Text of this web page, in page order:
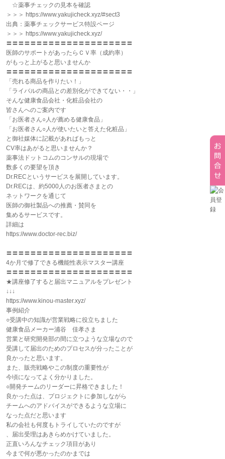
☆薬事チェックの見本を確認
＞＞＞ https://www.yakujicheck.xyz/#sect3
出典：薬事チェックサービス特設ページ
＞＞＞ https://www.yakujicheck.xyz/
〓〓〓〓〓〓〓〓〓〓〓〓〓〓〓〓〓〓〓〓〓
医師のサポートがあったらＣＶ率（成約率）
がもっと上がると思いませんか
〓〓〓〓〓〓〓〓〓〓〓〓〓〓〓〓〓〓〓〓〓
「売れる商品を作りたい！」
「ライバルの商品との差別化ができてない・・」
そんな健康食品会社・化粧品会社の
皆さんへのご案内です
「お医者さん○人が薦める健康食品」
「お医者さん○人が使いたいと答えた化粧品」
と御社媒体に記載があればもっと
CV率はあがると思いませんか？
薬事法ドットコムのコンサルの現場で
数多くの要望を頂き
Dr.RECというサービスを展開しています。
Dr.RECは、約5000人のお医者さまとの
ネットワークを通じて
医師の御社製品への推薦・賛同を
集めるサービスです。
詳細は
https://www.doctor-rec.biz/
〓〓〓〓〓〓〓〓〓〓〓〓〓〓〓〓〓〓〓〓〓
4か月で修了できる機能性表示マスター講座
〓〓〓〓〓〓〓〓〓〓〓〓〓〓〓〓〓〓〓〓〓
★講座修了すると届出マニュアルをプレゼント
↓↓↓
https://www.kinou-master.xyz/
事例紹介
○受講中の知識が営業戦略に役立ちました
健康食品メーカー浦谷 佳孝さま
営業と研究開発部の間に立つような立場なので
受講して届出のためのプロセスが分ったことが
良かったと思います。
また、販売戦略やこの制度の重要性が
今頃になってよく分かりました。
○開発チームのリーダーに昇格できました！
良かった点は、プロジェクトに参加しながら
チームへのアドバイスができるような立場に
なった点だと思います
私の会社も何度もトライしていたのですが
、届出受理はあきらめかけていました。
正直いろんなチェック項目があり
今まで何が悪かったのかまでは